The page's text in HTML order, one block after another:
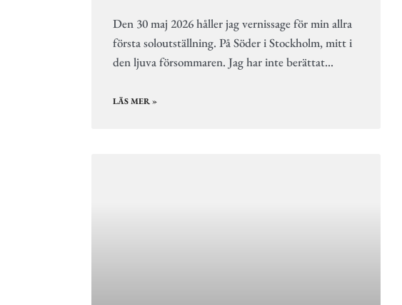
Den 30 maj 2026 håller jag vernissage för min allra
första soloutställning. På Söder i Stockholm, mitt i
den ljuva försommaren. Jag har inte berättat…
LÄS MER »